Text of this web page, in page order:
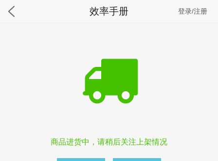
效率手册 登录/注册
商品进货中，请稍后关注上架情况